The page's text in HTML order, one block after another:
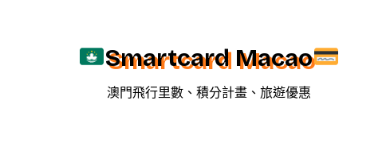
Smartcard Macao
澳門飛行里數、積分計畫、旅遊優惠